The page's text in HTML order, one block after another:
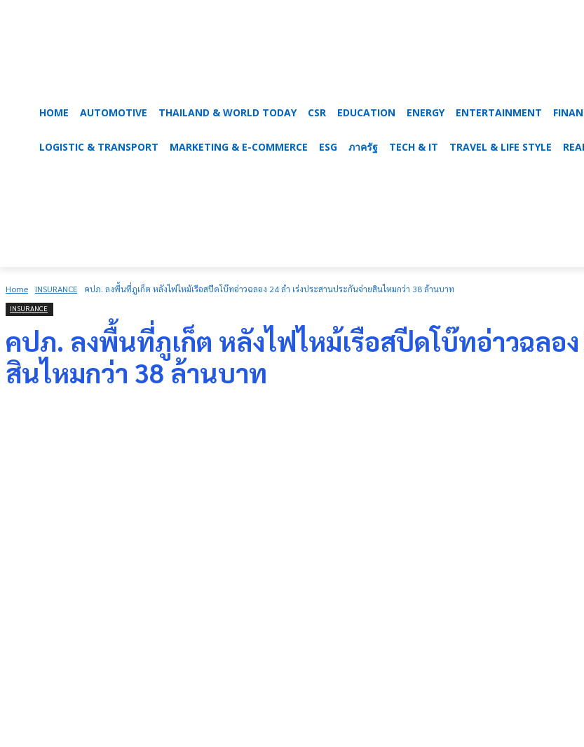
HOME AUTOMOTIVE THAILAND & WORLD TODAY CSR EDUCATION ENERGY ENTERTAINMENT
LOGISTIC & TRANSPORT MARKETING & E-COMMERCE ESG ภาครัฐ TECH & IT TRAVEL & LIFE STYLE
Home INSURANCE คปภ. ลงพื้นที่ภูเก็ต หลังไฟไหม้เรือสปีดโบ๊ทอ่าวฉลอง 24 ลำ เร่งประสานประกันจ่ายสินไหมกว่า 38 ล้านบาท
INSURANCE
คปภ. ลงพื้นที่ภูเก็ต หลังไฟไหม้เรือสปีดโบ๊ทอ่าวฉลอ
สินไหมกว่า 38 ล้านบาท